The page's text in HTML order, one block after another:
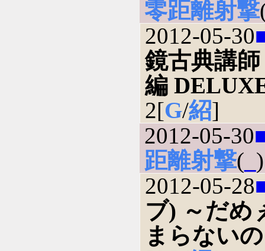
零距離射撃
2012-05-30
鏡古典講
編
2[G/紹]
2012-05-30
距離射撃(
2012-05-28
ブ) ～だめ
まらない